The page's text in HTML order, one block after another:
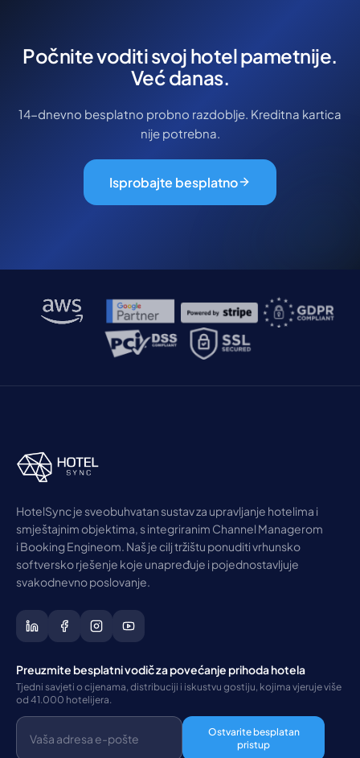
Počnite voditi svoj hotel pametnije.
Već danas.
14-dnevno besplatno probno razdoblje. Kreditna kartica
nije potrebna.
Isprobajte besplatno
HotelSync je sveobuhvatan sustav za upravljanje hotelima i
smještajnim objektima, s integriranim Channel Managerom
i Booking Engineom. Naš je cilj tržištu ponuditi vrhunsko
softversko rješenje koje unapređuje i pojednostavljuje
svakodnevno poslovanje.
Preuzmite besplatni vodič za povećanje prihoda hotela
Tjedni savjeti o cijenama, distribuciji i iskustvu gostiju, kojima vjeruje više
od 41.000 hotelijera.
Ostvarite besplatan
pristup